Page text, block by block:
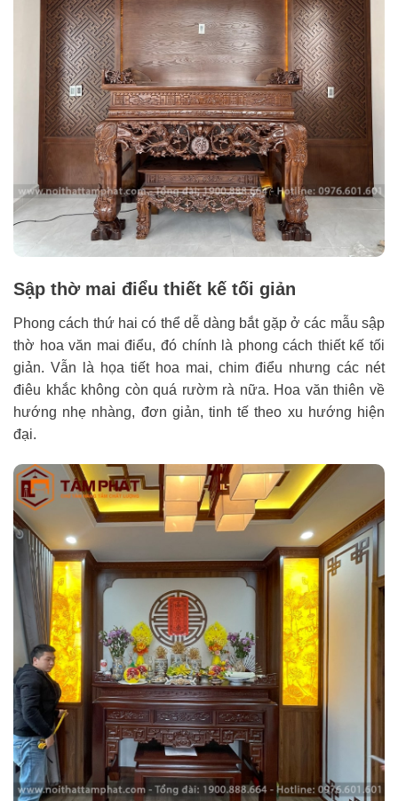
Sập thờ mai điểu thiết kế tối giản
Phong cách thứ hai có thể dễ dàng bắt gặp ở các mẫu sập
thờ hoa văn mai điểu, đó chính là phong cách thiết kế tối
giản. Vẫn là họa tiết hoa mai, chim điểu nhưng các nét
điêu khắc không còn quá rườm rà nữa. Hoa văn thiên về
hướng nhẹ nhàng, đơn giản, tinh tế theo xu hướng hiện
đại.